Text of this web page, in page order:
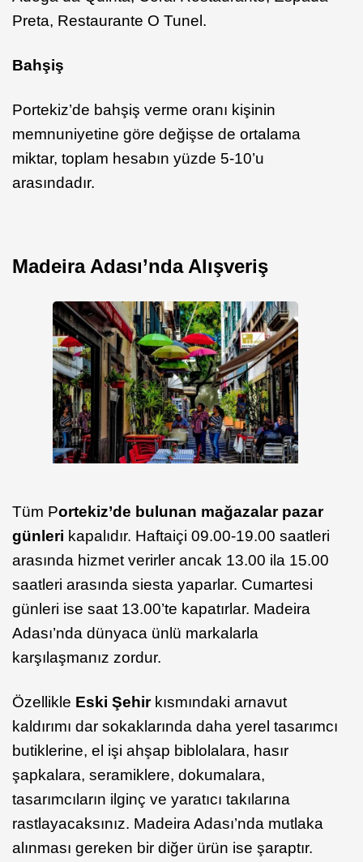
Preta, Restaurante O Tunel.
Bahşiş
Portekiz’de bahşiş verme oranı kişinin
memnuniyetine göre değişse de ortalama
miktar, toplam hesabın yüzde 5-10’u
arasındadır.
Madeira Adası’nda Alışveriş
Tüm Portekiz’de bulunan mağazalar pazar
günleri kapalıdır. Haftaiçi 09.00-19.00 saatleri
arasında hizmet verirler ancak 13.00 ila 15.00
saatleri arasında siesta yaparlar. Cumartesi
günleri ise saat 13.00’te kapatırlar. Madeira
Adası’nda dünyaca ünlü markalarla
karşılaşmanız zordur.
Özellikle Eski Şehirkısmındaki arnavut
kaldırımı dar sokaklarında daha yerel tasarımcı
butiklerine, el işi ahşap biblolalara, hasır
şapkalara, seramiklere, dokumalara,
tasarımcıların ilginç ve yaratıcı takılarına
rastlayacaksınız. Madeira Adası’nda mutlaka
alınması gereken bir diğer ürün ise şaraptır.